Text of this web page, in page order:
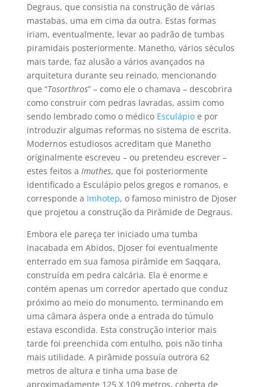
Degraus, que consistia na construção de várias
mastabas, uma em cima da outra. Estas formas
iriam, eventualmente, levar ao padrão de tumbas
piramidais posteriormente. Manetho, vários séculos
mais tarde, faz alusão a vários avançados na
arquitetura durante seu reinado, mencionando
que “Tosorthros” – como ele o chamava – descobrira
como construir com pedras lavradas, assim como
sendo lembrado como o médico Esculápioe por
introduzir algumas reformas no sistema de escrita.
Modernos estudiosos acreditam que Manetho
originalmente escreveu – ou pretendeu escrever –
estes feitos a Imuthes, que foi posteriormente
identificado a Esculápio pelos gregos e romanos, e
corresponde a Imhotep, o famoso ministro de Djoser
que projetou a construção da Pirâmide de Degraus.
Embora ele pareça ter iniciado uma tumba
inacabada em Abidos, Djoser foi eventualmente
enterrado em sua famosa pirâmide em Saqqara,
construída em pedra calcária. Ela é enorme e
contém apenas um corredor apertado que conduz
próximo ao meio do monumento, terminando em
uma câmara áspera onde a entrada do túmulo
estava escondida. Esta construção interior mais
tarde foi preenchida com entulho, pois não tinha
mais utilidade. A pirâmide possuía outrora 62
metros de altura e tinha uma base de
aproximadamente 125 X 109 metros, coberta de